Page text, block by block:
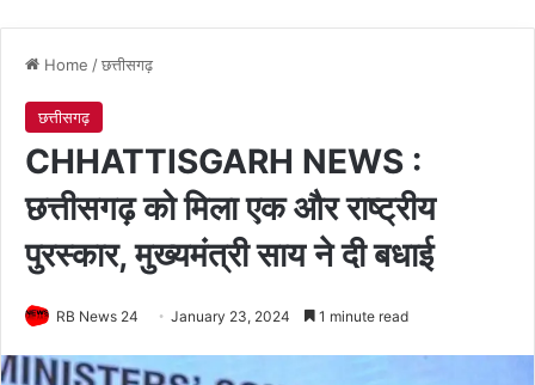
Home /छत्तीसगढ़
छत्तीसगढ़
CHHATTISGARH NEWS :
छत्तीसगढ़ को मिला एक और राष्ट्रीय
पुरस्कार, मुख्यमंत्री साय ने दी बधाई
RB News 24 January 23, 2024 1 minute read